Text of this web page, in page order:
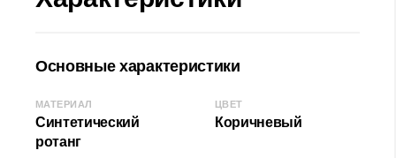
Глубина (Г): 120 см
Ширина (Д): 100 см
Высота (В): 130 см
Основные характеристики
МАТЕРИАЛ
Синтетический
ротанг
ЦВЕТ
Коричневый